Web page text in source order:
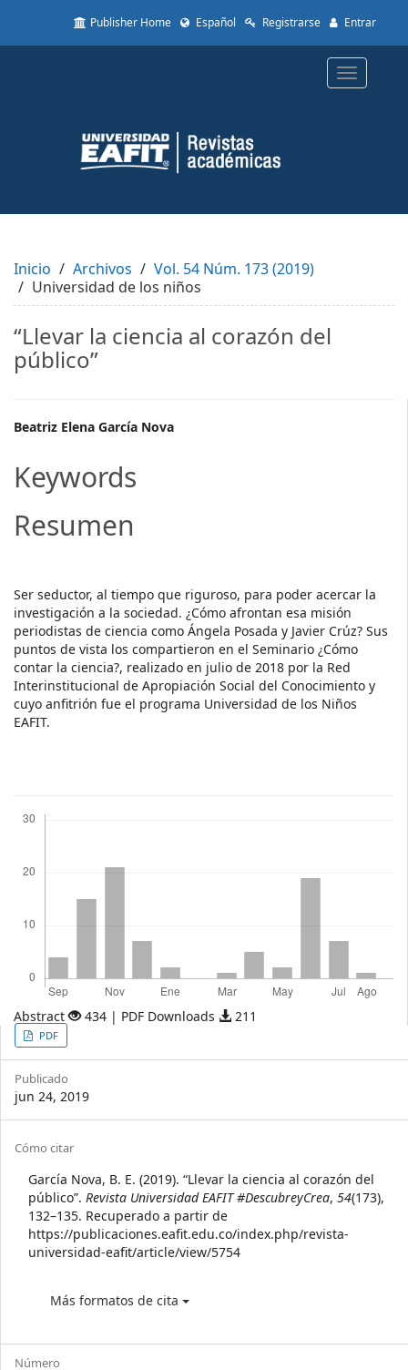
to
Content
Sidebar
Publisher Home Español Registrarse Entrar
Toggle
Inicio Archivos
Vol. 54 Núm. 173 (2019)
Universidad de los niños
“Llevar la ciencia al corazón del
público”
Main
Article
Content
Beatriz Elena García Nova
Keywords
Resumen
​Ser seductor, al tiempo que riguroso, para poder acercar la
investigación a la sociedad. ¿Cómo afrontan esa misión
periodistas de ciencia como Ángela Posada y Javier Crúz? Sus
puntos de vista los compartieron en el Seminario ¿Cómo
contar la ciencia?, realizado en julio de 2018 por la Red
Interinstitucional de Apropiación Social del Conocimiento y
cuyo anfitrión fue el programa Universidad de los Niños
EAFIT.
Abstract 434 | PDF Downloads 211
Article
Sidebar
PDF
Publicado
jun 24, 2019
Article
Details
Cómo citar
García Nova, B. E. (2019). “Llevar la ciencia al corazón del
público”. Revista Universidad EAFIT #DescubreyCrea, 54(173),
132–135. Recuperado a partir de
https://publicaciones.eafit.edu.co/index.php/revista-
universidad-eafit/article/view/5754
Más formatos de cita
Número